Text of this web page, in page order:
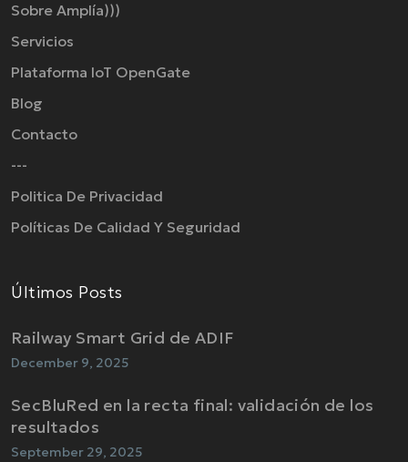
Sobre Amplía)))
Servicios
Plataforma IoT OpenGate
Blog
Contacto
---
Politica De Privacidad
Políticas De Calidad Y Seguridad
Últimos Posts
Railway Smart Grid de ADIF
December 9, 2025
SecBluRed en la recta final: validación de los
resultados
September 29, 2025